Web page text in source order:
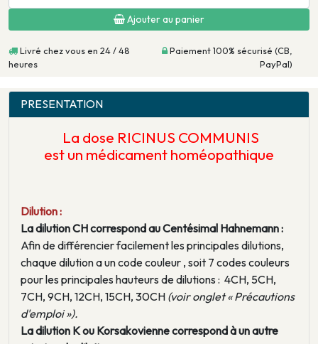
Ajouter au panier
Livré chez vous en 24 / 48
heures
Paiement 100% sécurisé (CB,
PayPal)
PRESENTATION
La dose RICINUS COMMUNIS
est un médicament homéopathique
Dilution :
La dilution CH correspond au Centésimal Hahnemann :
Afin de différencier facilement les principales dilutions,
chaque dilution a un code couleur , soit 7 codes couleurs
pour les principales hauteurs de dilutions : 4CH, 5CH,
7CH, 9CH, 12CH, 15CH, 30CH (voir onglet « Précautions
d'emploi »).
La dilution K ou Korsakovienne correspond à un autre